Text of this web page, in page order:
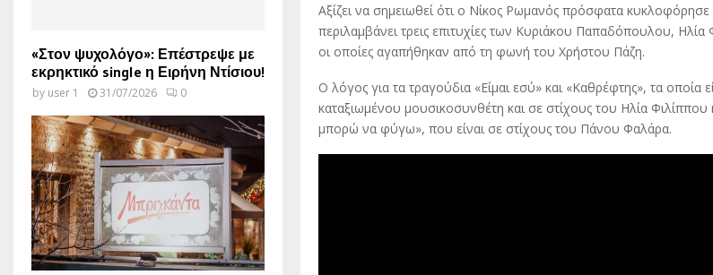
Αξίζει να σημειωθεί ότι ο Νίκος Ρωμανός πρόσφατα
περιλαμβάνει τρεις επιτυχίες των Κυριάκου Παπαδόπουλου,
οι οποίες αγαπήθηκαν από τη φωνή του Χρήστου Πάζη.
Ο λόγος για τα τραγούδια «Είμαι εσύ» και «Καθρέφτης», τα οποία
καταξιωμένου μουσικοσυνθέτη και σε στίχους του Ηλία Φιλίππου
μπορώ να φύγω», που είναι σε στίχους του Πάνου Φαλάρα.
«Στον ψυχολόγο»: Επέστρεψε με
εκρηκτικό single η Ειρήνη Ντίσιου!
by user 1 31/07/2026 0